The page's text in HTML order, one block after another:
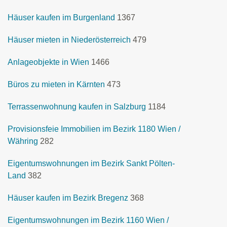
Häuser kaufen im Burgenland 1367
Häuser mieten in Niederösterreich 479
Anlageobjekte in Wien 1466
Büros zu mieten in Kärnten 473
Terrassenwohnung kaufen in Salzburg 1184
Provisionsfeie Immobilien im Bezirk 1180 Wien /
Währing 282
Eigentumswohnungen im Bezirk Sankt Pölten-
Land 382
Häuser kaufen im Bezirk Bregenz 368
Eigentumswohnungen im Bezirk 1160 Wien /